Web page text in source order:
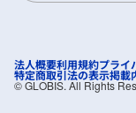
法人概要利用規約プライ
特定商取引法の表示掲載
©︎ GLOBIS. All Rights